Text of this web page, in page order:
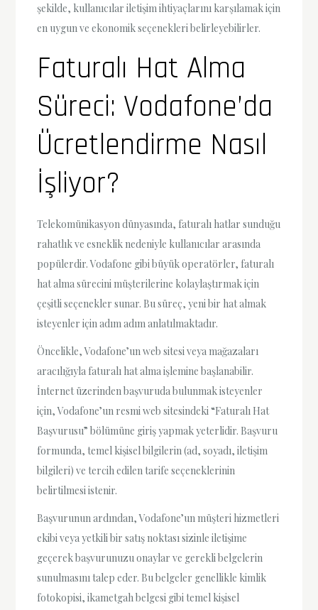
şekilde, kullanıcılar iletişim ihtiyaçlarını karşılamak için
en uygun ve ekonomik seçenekleri belirleyebilirler.
Faturalı Hat Alma
Süreci: Vodafone’da
Ücretlendirme Nasıl
İşliyor?
Telekomünikasyon dünyasında, faturalı hatlar sunduğu
rahatlık ve esneklik nedeniyle kullanıcılar arasında
popülerdir. Vodafone gibi büyük operatörler, faturalı
hat alma sürecini müşterilerine kolaylaştırmak için
çeşitli seçenekler sunar. Bu süreç, yeni bir hat almak
isteyenler için adım adım anlatılmaktadır.
Öncelikle, Vodafone’un web sitesi veya mağazaları
aracılığıyla faturalı hat alma işlemine başlanabilir.
İnternet üzerinden başvuruda bulunmak isteyenler
için, Vodafone’un resmi web sitesindeki “Faturalı Hat
Başvurusu” bölümüne giriş yapmak yeterlidir. Başvuru
formunda, temel kişisel bilgilerin (ad, soyadı, iletişim
bilgileri) ve tercih edilen tarife seçeneklerinin
belirtilmesi istenir.
Başvurunun ardından, Vodafone’un müşteri hizmetleri
ekibi veya yetkili bir satış noktası sizinle iletişime
geçerek başvurunuzu onaylar ve gerekli belgelerin
sunulmasını talep eder. Bu belgeler genellikle kimlik
fotokopisi, ikametgah belgesi gibi temel kişisel